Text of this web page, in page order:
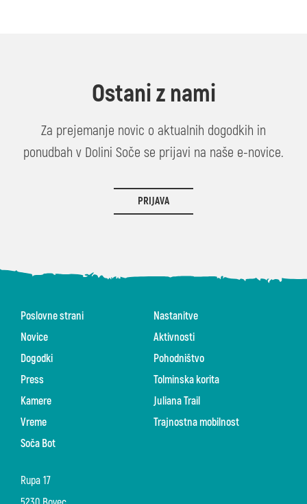
Ostani z nami
Za prejemanje novic o aktualnih dogodkih in
ponudbah v Dolini Soče se prijavi na naše e-novice.
PRIJAVA
Rupa 17
Poslovne strani
Novice
Dogodki
Press
Kamere
Vreme
Soča Bot
Nastanitve
Aktivnosti
Pohodništvo
Tolminska korita
Juliana Trail
Trajnostna mobilnost